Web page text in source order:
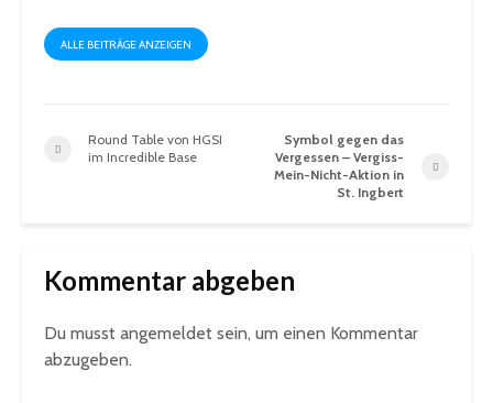
ALLE BEITRÄGE ANZEIGEN
Round Table von HGSI
im Incredible Base
Symbol gegen das
Vergessen – Vergiss-
Mein-Nicht-Aktion in
St. Ingbert
Kommentar abgeben
Du musst angemeldet sein, um einen Kommentar
abzugeben.